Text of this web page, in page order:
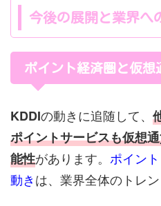
今後の展開と業界へ
ポイント経済圏と仮想
KDDIの動きに追随して、
ポイントサービスも仮想
能性があります。 ポイン
動きは、業界全体のトレ